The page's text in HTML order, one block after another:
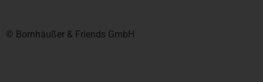
© Bornhäußer & Friends GmbH​